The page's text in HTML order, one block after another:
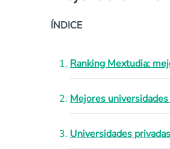
ÍNDICE
Ranking Mextudia:
Mejores
Universidades